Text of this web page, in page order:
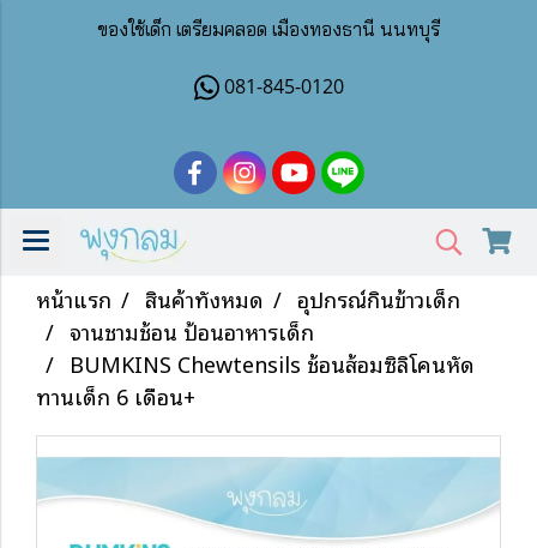
ของใช้เด็ก เตรียมคลอด เมืองทองธานี นนทบุรี
081-845-0120
หน้าแรก สินค้าทั้งหมด
อุปกรณ์กินข้าวเด็ก
จานชามช้อน ป้อนอาหารเด็ก
BUMKINS Chewtensils ช้อนส้อมซิลิโคนหัด
ทานเด็ก 6 เดือน+